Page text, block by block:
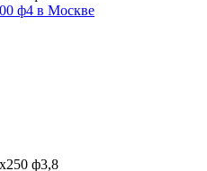
ф4 в Москве